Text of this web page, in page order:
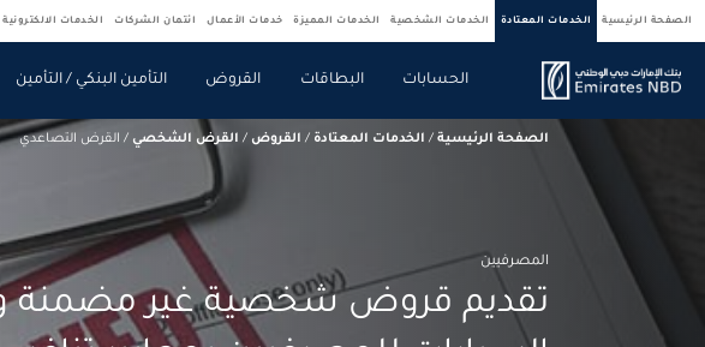
الصفحة الرئيسية الخدمات المعتادة الخدمات الشخصية الخدمات المميزة خدمات الأعمال ائتمان الشركات الخدمات الالكترونية
الحسابات البطاقات القروض التأمين البنكي / التأمين
الصفحة الرئيسية / الخدمات المعتادة / القروض / القرض الشخصي / القرض التصاعدي
المصرفيين
تقديم قروض شخصية غير مضمنة